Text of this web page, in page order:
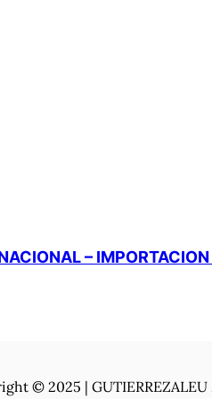
–
© 2025 | GUTIERREZALEU